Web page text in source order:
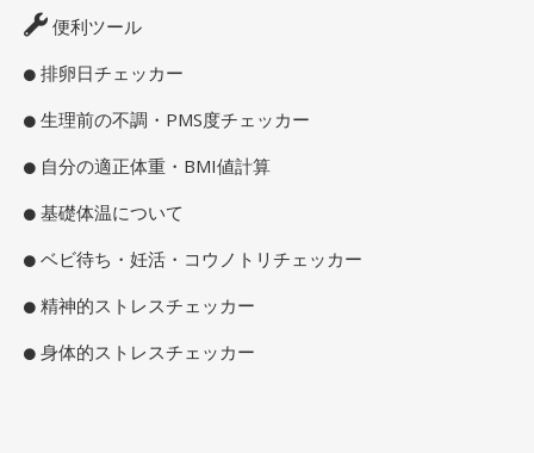
便利ツール
排卵日チェッカー
生理前の不調・PMS度チェッカー
自分の適正体重・BMI値計算
基礎体温について
ベビ待ち・妊活・コウノトリチェッカー
精神的ストレスチェッカー
身体的ストレスチェッカー